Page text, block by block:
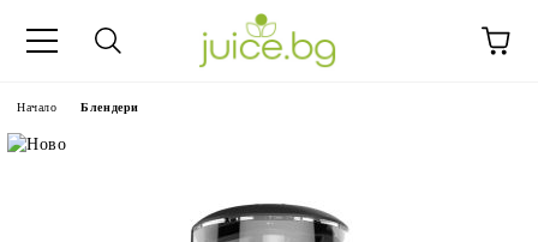
Начало Блендери